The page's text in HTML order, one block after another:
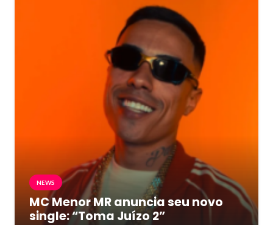
NEWS
MC Menor MR anuncia seu novo
single: “Toma Juízo 2”